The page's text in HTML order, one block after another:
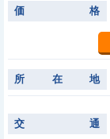
価 格
所 在 地
交 通